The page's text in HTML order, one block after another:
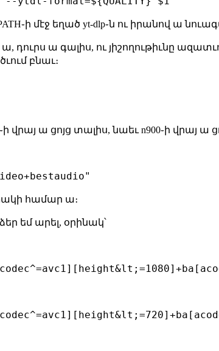
մէջ եղած yt-dlp֊ն ու իրանով ա
դուրս ա գալիս, ու յիշողութիւնը
բնաւ։
վրայ ա ցոյց տալիս, նաեւ n900֊ի վրայ ա
համար ա։
եմ արել, օրինակ՝